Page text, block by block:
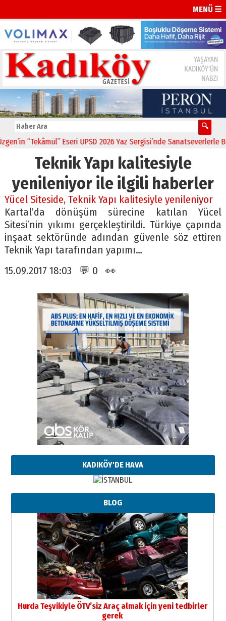
MENÜ ☰
“Tekâmül” Eseri UPSD 2026 Yaz Sergisi’nde Sanatseverlerle
Teknik Yapı kalitesiyle
yenileniyor ile ilgili haberler
Yücel Siteside, Teknik Yapı kalitesiyle yenileniyor
Kartal’da dönüşüm sürecine katılan Yücel
Sitesi’nin yıkımı gerçekleştirildi. Türkiye çapında
inşaat sektöründe adından güvenle söz ettiren
Teknik Yapı tarafından yapımı…
15.09.2017 18:03 💬 0 👀
KADIKÖY'DE HAVA
BLOG
Hurda Teşvikiyle ÖTV’siz Araç almak için yeni tedbirler
gerek